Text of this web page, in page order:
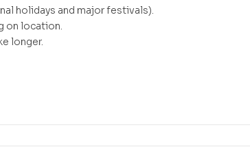
holidays and major festivals).
on location.
longer.